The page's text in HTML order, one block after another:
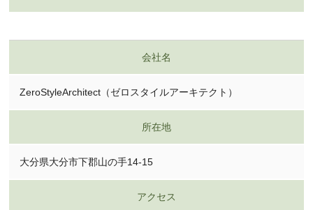
会社名
ZeroStyleArchitect（ゼロスタイルアーキテクト）
所在地
大分県大分市下郡山の手14-15
アクセス